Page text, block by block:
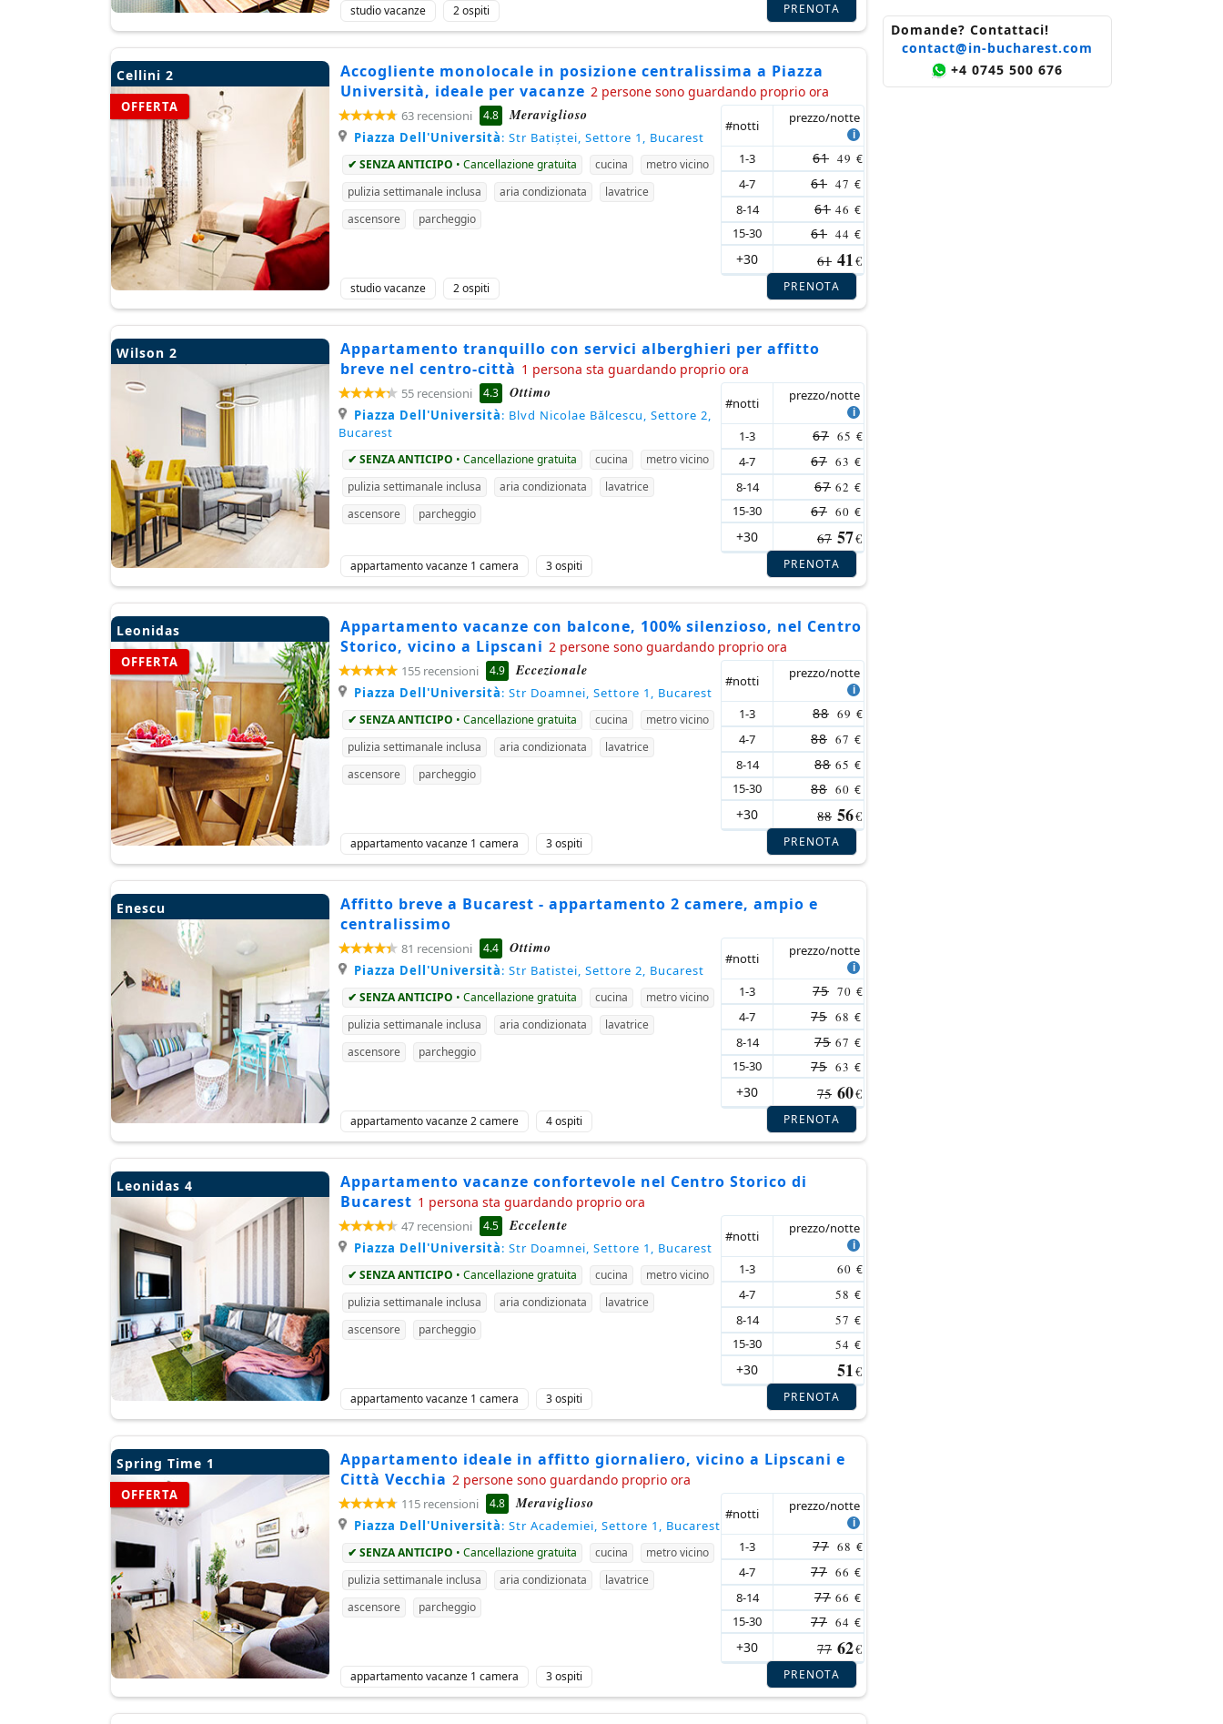
studio vacanze 2 ospiti PRENOTA
Cellini 2
OFFERTA
Accogliente monolocale in posizione centralissima a Piazza
Università, ideale per vacanze 2 persone sono guardando proprio ora
63 recensioni 4.8 Meraviglioso
Piazza Dell'Università: Str Batiștei, Settore 1, Bucarest
✔ SENZA ANTICIPO • Cancellazione gratuita cucina
metro vicino
pulizia settimanale inclusa
aria condizionata
lavatrice
ascensore
parcheggio
#notti prezzo/notte
1-3 61 49 €
4-7 61 47 €
8-14 61 46 €
15-30 61 44 €
+30 61 41€
studio vacanze 2 ospiti PRENOTA
Wilson 2
Appartamento tranquillo con servici alberghieri per affitto
breve nel centro-città 1 persona sta guardando proprio ora
55 recensioni 4.3 Ottimo
Piazza Dell'Università: Blvd Nicolae Bălcescu, Settore 2,
Bucarest
✔ SENZA ANTICIPO • Cancellazione gratuita cucina
metro vicino
pulizia settimanale inclusa
aria condizionata
lavatrice
ascensore
parcheggio
#notti prezzo/notte
1-3 67 65 €
4-7 67 63 €
8-14 67 62 €
15-30 67 60 €
+30 67 57€
appartamento vacanze 1 camera 3 ospiti PRENOTA
Leonidas
OFFERTA
Appartamento vacanze con balcone, 100% silenzioso, nel Centro
Storico, vicino a Lipscani 2 persone sono guardando proprio ora
155 recensioni 4.9 Eccezionale
Piazza Dell'Università: Str Doamnei, Settore 1, Bucarest
✔ SENZA ANTICIPO • Cancellazione gratuita cucina
metro vicino
pulizia settimanale inclusa
aria condizionata
lavatrice
ascensore
parcheggio
#notti prezzo/notte
1-3 88 69 €
4-7 88 67 €
8-14 88 65 €
15-30 88 60 €
+30 88 56€
appartamento vacanze 1 camera 3 ospiti PRENOTA
Enescu
Affitto breve a Bucarest - appartamento 2 camere, ampio e
centralissimo
81 recensioni 4.4 Ottimo
Piazza Dell'Università: Str Batistei, Settore 2, Bucarest
✔ SENZA ANTICIPO • Cancellazione gratuita cucina
metro vicino
pulizia settimanale inclusa
aria condizionata
lavatrice
ascensore
parcheggio
#notti prezzo/notte
1-3 75 70 €
4-7 75 68 €
8-14 75 67 €
15-30 75 63 €
+30 75 60€
appartamento vacanze 2 camere 4 ospiti PRENOTA
Leonidas 4
Appartamento vacanze confortevole nel Centro Storico di
Bucarest 1 persona sta guardando proprio ora
47 recensioni 4.5 Eccelente
Piazza Dell'Università: Str Doamnei, Settore 1, Bucarest
✔ SENZA ANTICIPO • Cancellazione gratuita cucina
metro vicino
pulizia settimanale inclusa
aria condizionata
lavatrice
ascensore
parcheggio
#notti prezzo/notte
1-3 60 €
4-7 58 €
8-14 57 €
15-30 54 €
+30 51€
appartamento vacanze 1 camera 3 ospiti PRENOTA
Spring Time 1
OFFERTA
Appartamento ideale in affitto giornaliero, vicino a Lipscani e
Città Vecchia 2 persone sono guardando proprio ora
115 recensioni 4.8 Meraviglioso
Piazza Dell'Università: Str Academiei, Settore 1, Bucarest
✔ SENZA ANTICIPO • Cancellazione gratuita cucina
metro vicino
pulizia settimanale inclusa
aria condizionata
lavatrice
ascensore
parcheggio
#notti prezzo/notte
1-3 77 68 €
4-7 77 66 €
8-14 77 66 €
15-30 77 64 €
+30 77 62€
appartamento vacanze 1 camera 3 ospiti PRENOTA
Domande? Contattaci!
contact@in-bucharest.com
+4 0745 500 676